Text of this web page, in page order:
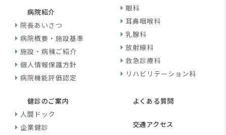
病院紹介
院長あいさつ
病院概要・施設基準
施設・病棟ご紹介
個人情報保護方針
病院機能評価認定
眼科
耳鼻咽喉科
乳腺科
放射線科
救急診療科
リハビリテーション科
健診のご案内
人間ドック
企業健診
よくある質問
交通アクセス